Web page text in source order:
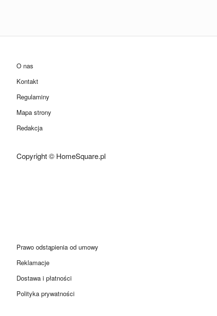
O nas
Kontakt
Regulaminy
Mapa strony
Redakcja
Copyright © HomeSquare.pl
Prawo odstąpienia od umowy
Reklamacje
Dostawa i płatności
Polityka prywatności